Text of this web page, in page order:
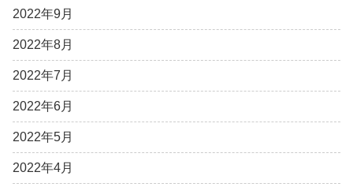
2022年9月
2022年8月
2022年7月
2022年6月
2022年5月
2022年4月